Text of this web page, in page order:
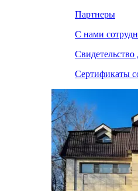
Партнеры
С нами
Свидетельство
Сертификаты